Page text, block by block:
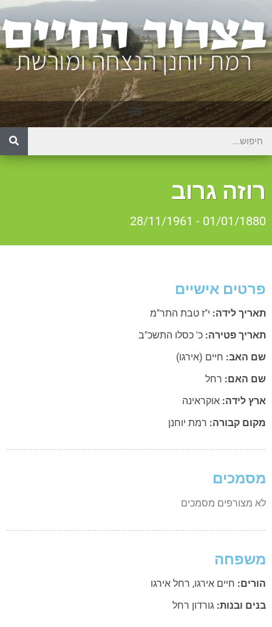
גרוב
01/01/1880 - 28/11/
אישיים
לידה:י"ז טבת התר"מ
פטירה:כ' כסלו התשכ"ב
האב:חיים (אירגו)
האם:רחל
לידה:אוקראינה
קבורה:רמת יוחנן
מצורפים מסמכים
חיים אירגו,רחל אירגו
ובנות:גורדון רחל